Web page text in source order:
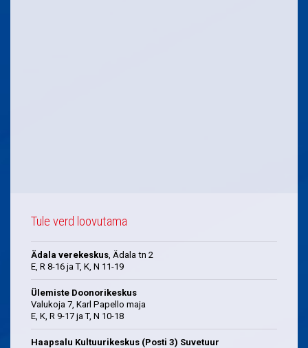
Tule verd loovutama
Ädala verekeskus, Ädala tn 2
E, R 8-16 ja T, K, N 11-19
Ülemiste Doonorikeskus
Valukoja 7, Karl Papello maja
E, K, R 9-17 ja T, N 10-18
Haapsalu Kultuurikeskus (Posti 3) Suvetuur